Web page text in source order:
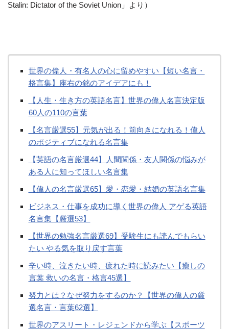
Stalin: Dictator of the Soviet Union」より）
世界の偉人・有名人の心に留めやすい【短い名言・
格言集】座右の銘のアイデアにも！
【人生・生き方の英語名言】世界の偉人名言決定版
60人の110の言葉
【名言厳選55】元気が出る！前向きになれる！偉人
のポジティブになれる名言集
【英語の名言厳選44】人間関係・友人関係の悩みが
ある人に知ってほしい名言集
【偉人の名言厳選65】愛・恋愛・結婚の英語名言集
ビジネス・仕事を成功に導く世界の偉人 アゲる英語
名言集【厳選53】
【世界の勉強名言厳選69】受験生にも読んでもらい
たい やる気を取り戻す言葉
辛い時、泣きたい時、疲れた時に読みたい【癒しの
言葉 救いの名言・格言45選】
努力とは？なぜ努力をするのか？【世界の偉人の厳
選名言・言葉62選】
世界のアスリート・レジェンドから学ぶ【スポーツ